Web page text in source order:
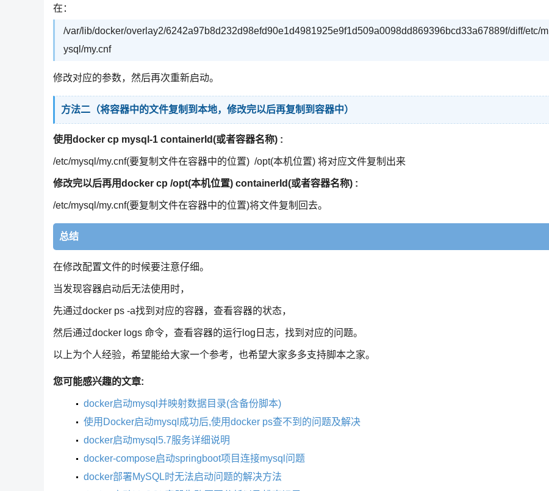
在：
/var/lib/docker/overlay2/6242a97b8d232d98efd90e1d4981925e9f1d509a0098dd869396bcd33a67889f/diff/etc/m
ysql/my.cnf
修改对应的参数，然后再次重新启动。
方法二（将容器中的文件复制到本地，修改完以后再复制到容器中）
使用docker cp mysql-1 containerId(或者容器名称) :
/etc/mysql/my.cnf(要复制文件在容器中的位置) /opt(本机位置) 将对应文件复制出来
修改完以后再用docker cp /opt(本机位置) containerId(或者容器名称) :
/etc/mysql/my.cnf(要复制文件在容器中的位置)将文件复制回去。
总结
在修改配置文件的时候要注意仔细。
当发现容器启动后无法使用时，
先通过docker ps -a找到对应的容器，查看容器的状态，
然后通过docker logs 命令，查看容器的运行log日志，找到对应的问题。
以上为个人经验，希望能给大家一个参考，也希望大家多多支持脚本之家。
您可能感兴趣的文章:
docker启动mysql并映射数据目录(含备份脚本)
使用Docker启动mysql成功后,使用docker ps查不到的问题及解决
docker启动mysql5.7服务详细说明
docker-compose启动springboot项目连接mysql问题
docker部署MySQL时无法启动问题的解决方法